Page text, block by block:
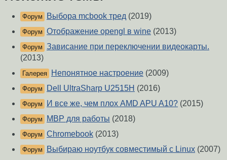
Форум Выбора mcbook тред (2019)
Форум Отображение opengl в wine (2013)
Форум Зависание при переключении видеокарты.
(2013)
Галерея Непонятное настроение (2009)
Форум Dell UltraSharp U2515H (2016)
Форум И все же, чем плох AMD APU A10? (2015)
Форум MBP для работы (2018)
Форум Chromebook (2013)
Форум Выбираю ноутбук совместимый с Linux (2007)